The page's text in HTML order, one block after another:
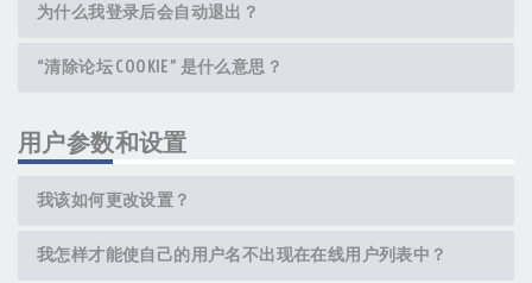
为什么我登录后会自动退出？
“清除论坛 COOKIE” 是什么意思？
用户参数和设置
我该如何更改设置？
我怎样才能使自己的用户名不出现在在线用户列表中？